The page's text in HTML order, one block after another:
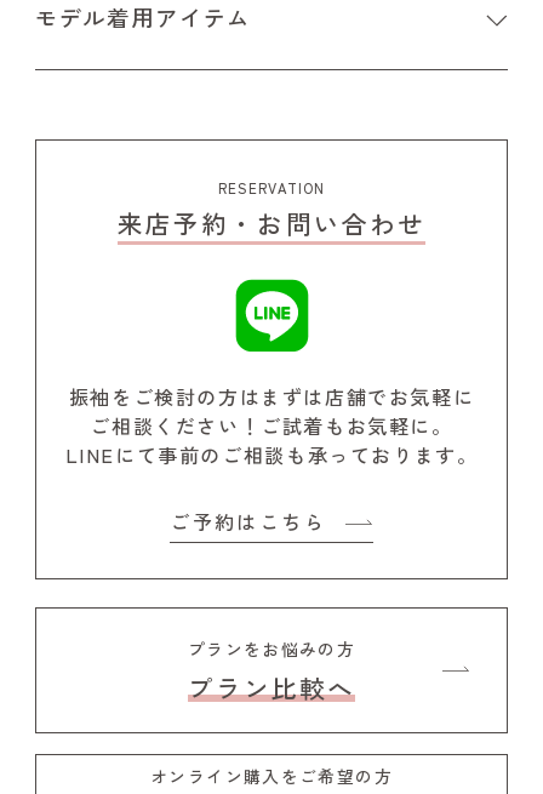
モデル着用アイテム
RESERVATION
来店予約・お問い合わせ
振袖をご検討の方はまずは店舗でお気軽に
ご相談ください！ ご試着もお気軽に。
LINEにて事前のご相談も承っております。
ご予約はこちら
プランをお悩みの方
プラン比較へ
オンライン購入をご希望の方